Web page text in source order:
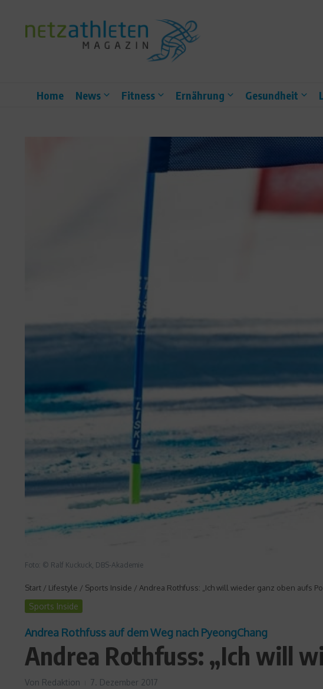
Home News Fitness Ernährung Gesundheit
Foto: © Ralf Kuckuck, DBS-Akademie
Start / Lifestyle / Sports Inside / Andrea Rothfuss: „Ich will wieder ganz oben aufs
Sports Inside
Andrea Rothfuss auf dem Weg nach PyeongChang
Andrea Rothfuss: „Ich will
Von Redaktion 7. Dezember 2017